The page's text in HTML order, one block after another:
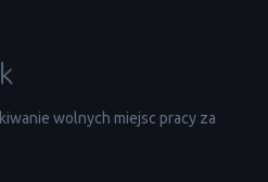
wolnych miejsc pracy za